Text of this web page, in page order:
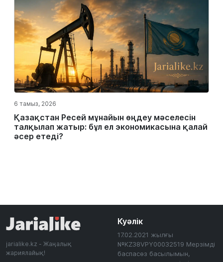
6 тамыз, 2026
Қазақстан Ресей мұнайын өңдеу мәселесін
талқылап жатыр: бұл ел экономикасына қалай
әсер етеді?
jarialike.kz - Жаңалық
жариялайық!
Куәлік
17.02.2021 жылғы
№KZ38VPY00032519 Мерзімді
баспасөз басылымын,